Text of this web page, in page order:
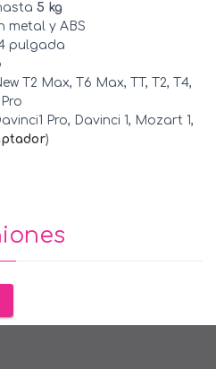
5 kg
metal y ABS
pulgada
T2 Max, T6 Max, TT, T2, T4,
Pro, Davinci 1, Mozart 1,
)